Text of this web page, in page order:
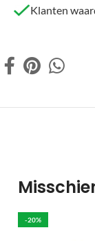
Klanten
-20%